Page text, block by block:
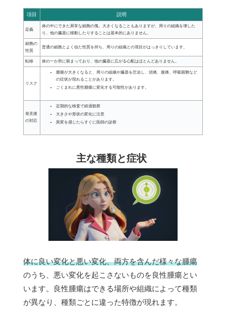
項目 説明
定義
体の中にできた異常な細胞の塊。大きくなることもありますが、周りの組織を壊した
り、他の臓器に移動したりすることは基本的にありません。
細胞の
性質
普通の細胞とよく似た性質を持ち、周りの組織との境目がはっきりしています。
転移 体の一か所に留まっており、他の臓器に広がる心配はほとんどありません。
リスク
腫瘍が大きくなると、周りの組織や臓器を圧迫し、頭痛、腹痛、呼吸困難など
の症状が現れることがあります。
ごくまれに悪性腫瘍に変化する可能性があります。
発見後
の対応
定期的な検査で経過観察
大きさや形状の変化に注意
異変を感じたらすぐに医師の診察
主な種類と症状
体に良い変化と悪い変化、両方を含んだ様々な腫瘍
のうち、悪い変化を起こさないものを良性腫瘍とい
います。良性腫瘍はできる場所や組織によって種類
が異なり、種類ごとに違った特徴が現れます。